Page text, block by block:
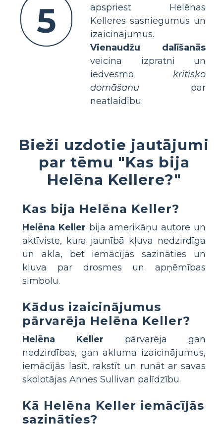
5
apspriest Helēnas
Kelleres sasniegumus un
izaicinājumus.
Vienaudžu dalīšanās
veicina izpratni un
iedvesmo kritisko
domāšanu par
neatlaidību.
Bieži uzdotie jautājumi
par tēmu "Kas bija
Helēna Kellere?"
Kas bija Helēna Keller?
Helēna Keller bija amerikāņu autore un
aktīviste, kura jaunībā kļuva nedzirdīga
un akla, bet iemācījās sazināties un
kļuva par drosmes un apņēmības
simbolu.
Kādus izaicinājumus
pārvarēja Helēna Keller?
Helēna Keller pārvarēja gan
nedzirdības, gan akluma izaicinājumus,
iemācījās lasīt, rakstīt un runāt ar savas
skolotājas Annes Sullivan palīdzību.
Kā Helēna Keller iemācījās
sazināties?